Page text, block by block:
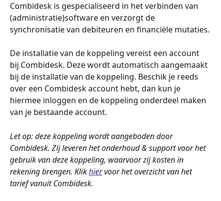
Combidesk is gespecialiseerd in het verbinden van
(administratie)software en verzorgt de
synchronisatie van debiteuren en financiële mutaties.
De installatie van de koppeling vereist een account
bij Combidesk. Deze wordt automatisch aangemaakt
bij de installatie van de koppeling. Beschik je reeds
over een Combidesk account hebt, dan kun je
hiermee inloggen en de koppeling onderdeel maken
van je bestaande account.
Let op: deze koppeling wordt aangeboden door
Combidesk. Zij leveren het onderhoud & support voor het
gebruik van deze koppeling, waarvoor zij kosten in
rekening brengen. Klik hier voor het overzicht van het
tarief vanuit Combidesk.